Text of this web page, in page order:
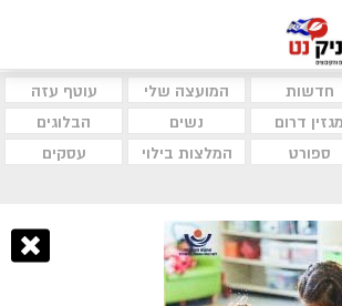
חדשות המועצה שלי
עוטף עזה
מגזין דרום נשים
הבלוגים
ספורט המלצות בילוי
עסקים